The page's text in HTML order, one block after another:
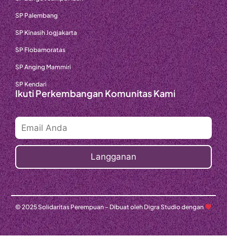
SP Palembang
SP Kinasih Jogjakarta
SP Flobamoratas
SP Anging Mammiri
SP Kendari
Ikuti Perkembangan Komunitas Kami
© 2025 Solidaritas Perempuan – Dibuat oleh Digra Studio dengan